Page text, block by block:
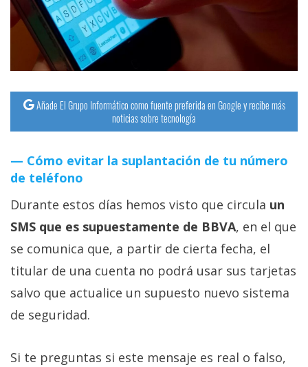
Añade El Grupo Informático como fuente preferida en Google y recibe más
noticias sobre tecnología
Cómo evitar la suplantación de tu número
de teléfono
Durante estos días hemos visto que circula un
SMS que es supuestamente de BBVA, en el que
se comunica que, a partir de cierta fecha, el
titular de una cuenta no podrá usar sus tarjetas
salvo que actualice un supuesto nuevo sistema
de seguridad.
Si te preguntas si este mensaje es real o falso,